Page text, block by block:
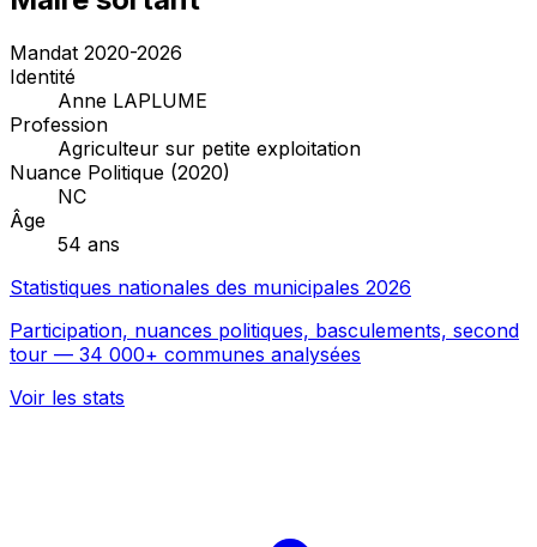
Mandat 2020-2026
Identité
Anne LAPLUME
Profession
Agriculteur sur petite exploitation
Nuance Politique (2020)
NC
Âge
54 ans
Statistiques nationales des municipales 2026
Participation, nuances politiques, basculements, second
tour — 34 000+ communes analysées
Voir les stats